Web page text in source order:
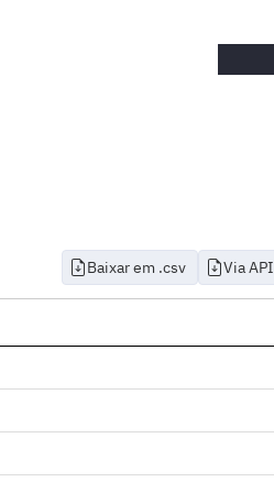
Baixar em .csv Via API